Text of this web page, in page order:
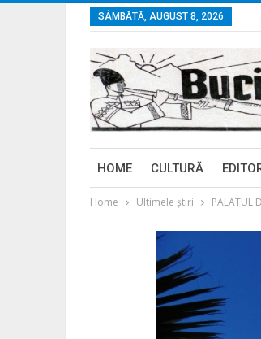
SÂMBĂTĂ, AUGUST 8, 2026
HOME CULTURĂ
Home Ultimele ştiri PALATUL